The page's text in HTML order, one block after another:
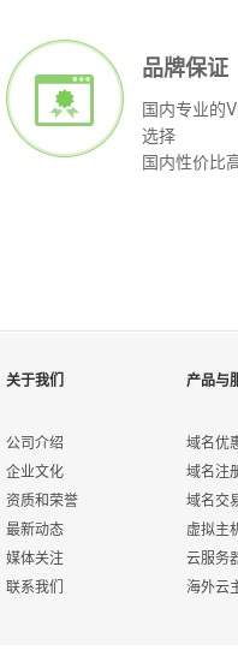
品牌保证
国内专业的
选择
国内性价比
Q
A VPS主机是可按需购买的"
Q
A 西部数码VPS主机免费提供
Q
关于我们
公司介绍
企业文化
资质和荣誉
最新动态
媒体关注
联系我们
产品与
域名优
域名注
域名交
虚拟主
云服务
海外云